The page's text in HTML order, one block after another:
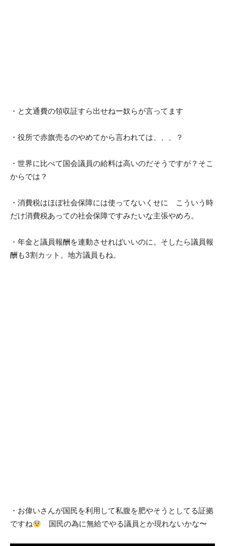
・と文通費の領収証すら出せねー奴らが言ってます
・役所で赤旗売るのやめてから言われては、、、？
・世界に比べて国会議員の給料は高いのだそうですが？そこ
からでは？
・消費税はほぼ社会保障には使ってないくせに こういう時
だけ消費税あっての社会保障ですみたいな主張やめろ。
・年金と議員報酬を連動させればいいのに。そしたら議員報
酬も3割カット。地方議員もね。
・お偉いさんが国民を利用して私腹を肥やそうとしてる証拠
ですね
国民の為に無給でやる議員とか現れないかな〜